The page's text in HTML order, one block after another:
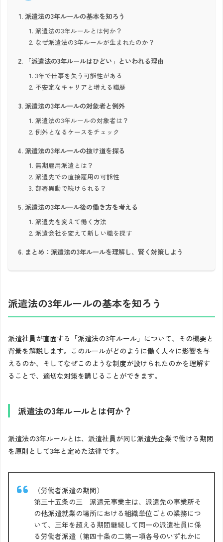
派遣法の3年ルールの基本を知ろう
派遣法の3年ルールとは何か？
なぜ派遣法の3年ルールが生まれたのか？
「派遣法の3年ルールはひどい」といわれる理由
3年で仕事を失う可能性がある
不安定なキャリアと増える職歴
派遣法の3年ルールの対象者と例外
派遣法の3年ルールの対象者は？
例外となるケースをチェック
派遣法の3年ルールの抜け道を探る
無期雇用派遣とは？
派遣先での直接雇用の可能性
部署異動で続けられる？
派遣法の3年ルール後の働き方を考える
派遣先を変えて働く方法
派遣会社を変えて新しい職を探す
まとめ：派遣法の3年ルールを理解し、賢く対策しよう
派遣法の3年ルールの基本を知ろう
派遣社員が直面する「派遣法の3年ルール」について、その概要と
背景を解説します。このルールがどのように働く人々に影響を与
えるのか、そしてなぜこのような制度が設けられたのかを理解す
ることで、適切な対策を講じることができます。
派遣法の3年ルールとは何か？
派遣法の3年ルールとは、派遣社員が同じ派遣先企業で働ける期間
を原則として3年と定めた法律です。
（労働者派遣の期間）
第三十五条の三 派遣元事業主は、派遣先の事業所そ
の他派遣就業の場所における組織単位ごとの業務につ
いて、三年を超える期間継続して同一の派遣社員に係
る労働者派遣（第四十条の二第一項各号のいずれかに